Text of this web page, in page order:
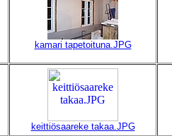
kamari tapetoituna.JPG
keittiösaareke takaa.JPG